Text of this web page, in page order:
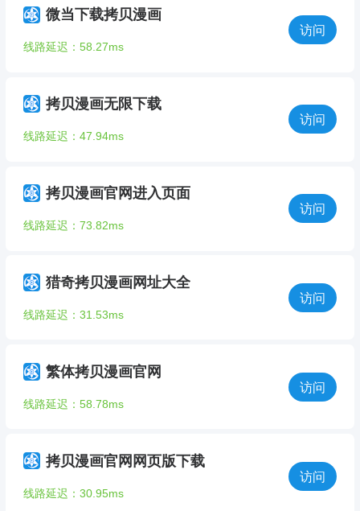
微当下载拷贝漫画
线路延迟：58.27ms
访问
拷贝漫画无限下载
线路延迟：47.94ms
访问
拷贝漫画官网进入页面
线路延迟：73.82ms
访问
猎奇拷贝漫画网址大全
线路延迟：31.53ms
访问
繁体拷贝漫画官网
线路延迟：58.78ms
访问
拷贝漫画官网网页版下载
线路延迟：30.95ms
访问